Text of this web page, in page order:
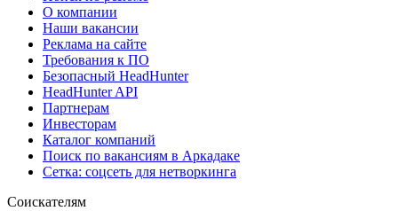
О компании
Наши вакансии
Реклама на сайте
Требования к ПО
Безопасный HeadHunter
HeadHunter API
Партнерам
Инвесторам
Каталог компаний
Поиск по вакансиям в Аркадаке
Сетка: соцсеть для нетворкинга
Соискателям